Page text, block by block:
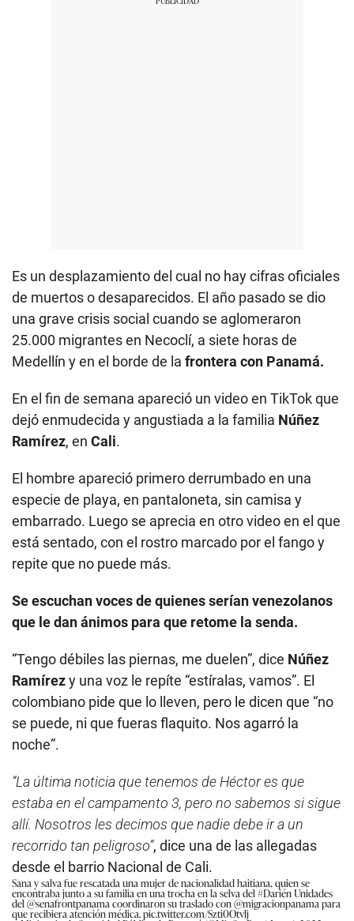
Es un desplazamiento del cual no hay cifras oficiales
de muertos o desaparecidos. El año pasado se dio
una grave crisis social cuando se aglomeraron
25.000 migrantes en Necoclí, a siete horas de
Medellín y en el borde de la frontera con Panamá.
En el fin de semana apareció un video en TikTok que
dejó enmudecida y angustiada a la familia Núñez
Ramírez, en Cali.
El hombre apareció primero derrumbado en una
especie de playa, en pantaloneta, sin camisa y
embarrado. Luego se aprecia en otro video en el que
está sentado, con el rostro marcado por el fango y
repite que no puede más.
Se escuchan voces de quienes serían venezolanos
que le dan ánimos para que retome la senda.
“Tengo débiles las piernas, me duelen”, dice Núñez
Ramírezy una voz le repíte “estíralas, vamos”. El
colombiano pide que lo lleven, pero le dicen que “no
se puede, ni que fueras flaquito. Nos agarró la
noche”.
“La última noticia que tenemos de Héctor es que
estaba en el campamento 3, pero no sabemos si sigue
allí. Nosotros les decimos que nadie debe ir a un
recorrido tan peligroso”, dice una de las allegadas
desde el barrio Nacional de Cali.
Sana y salva fue rescatada una mujer de nacionalidad haitiana, quien se
encontraba junto a su familia en una trocha en la selva del#DariénUnidades
del@senafrontpanamacoordinaron su traslado con@migracionpanamapara
que recibiera atención médica.pic.twitter.com/Szti0Otvlj